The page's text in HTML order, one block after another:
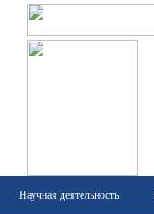
Научная деятельность